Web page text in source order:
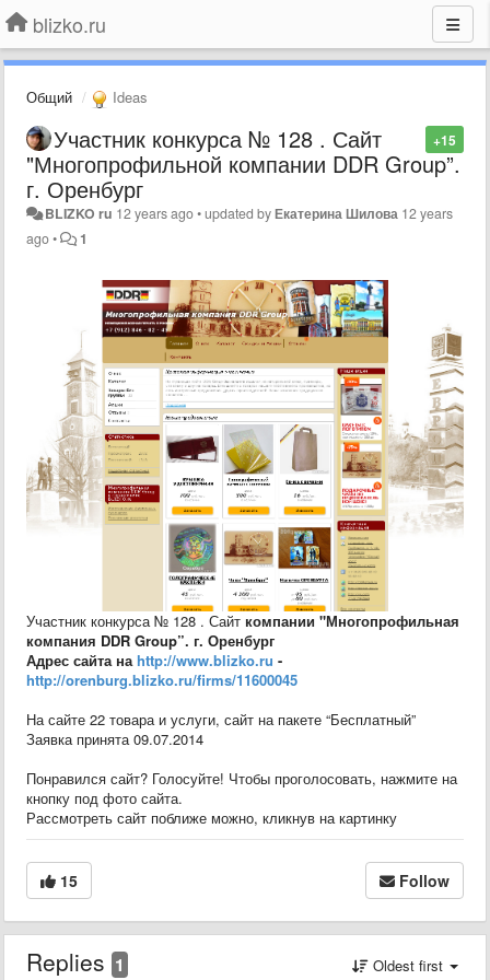
blizko.ru
Общий Ideas
+15
Участник конкурса № 128 . Сайт
"Многопрофильной компании DDR Group”.
г. Оренбург
BLIZKO ru 12 years ago•updated byЕкатерина Шилова 12 years
ago• 1
Участник конкурса № 128 . Сайт компании "Многопрофильная
компания DDR Group”. г. Оренбург
Адрес сайта наhttp://www.blizko.ru -
http://orenburg.blizko.ru/firms/11600045
На сайте 22 товара и услуги, сайт на пакете “Бесплатный”
Заявка принята 09.07.2014
Понравился сайт? Голосуйте! Чтобы проголосовать, нажмите на
кнопку под фото сайта.
Рассмотреть сайт поближе можно, кликнув на картинку
15 Follow
Replies 1 Oldest first